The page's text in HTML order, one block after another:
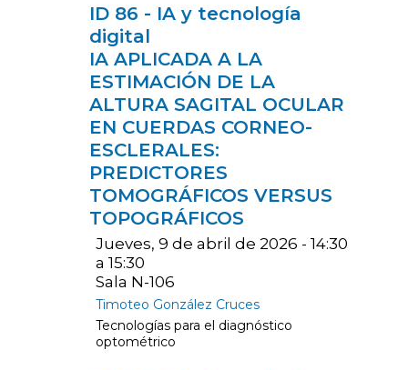
ID 86 - IA y tecnología
digital
IA APLICADA A LA
ESTIMACIÓN DE LA
ALTURA SAGITAL OCULAR
EN CUERDAS CORNEO-
ESCLERALES:
PREDICTORES
TOMOGRÁFICOS VERSUS
TOPOGRÁFICOS
Jueves, 9 de abril de 2026 - 14:30
a 15:30
Sala N-106
Timoteo González Cruces
Tecnologías para el diagnóstico
optométrico